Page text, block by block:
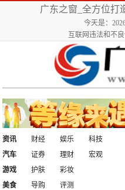
广东之窗_全方位打
今天是：
互联网违法和不
资讯 财经 娱乐
科技
汽车
证券 理财 宏观
游戏
护肤
彩妆
美食
导购 评测